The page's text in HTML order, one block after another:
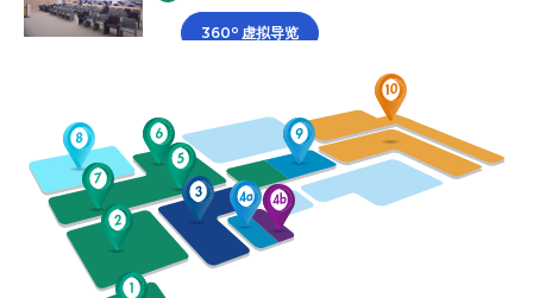
360o 虚拟导览
4a 飞行模拟器
4b飞机牵引车模拟器
5 课室 A13及A14 (ICAO 课室)